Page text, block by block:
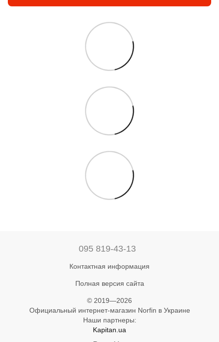
095 819-43-13
Контактная информация
Полная версия сайта
© 2019—2026
Официальный интернет-магазин Norfin в Украине
Наши партнеры:
Kapitan.ua